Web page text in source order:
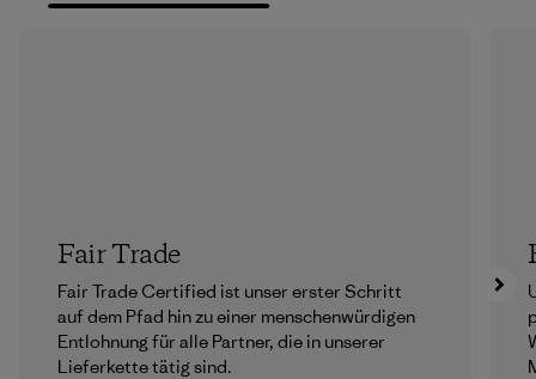
Fair Trade
Fair Trade Certified ist unser erster Schritt
auf dem Pfad hin zu einer menschenwürdigen
Entlohnung für alle Partner, die in unserer
Lieferkette tätig sind.